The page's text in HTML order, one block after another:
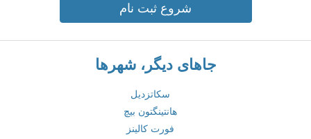
شروع ثبت نام
جاهای دیگر، شهرها
سکاتزدیل
هانتینگتون بیچ
فورت کالینز